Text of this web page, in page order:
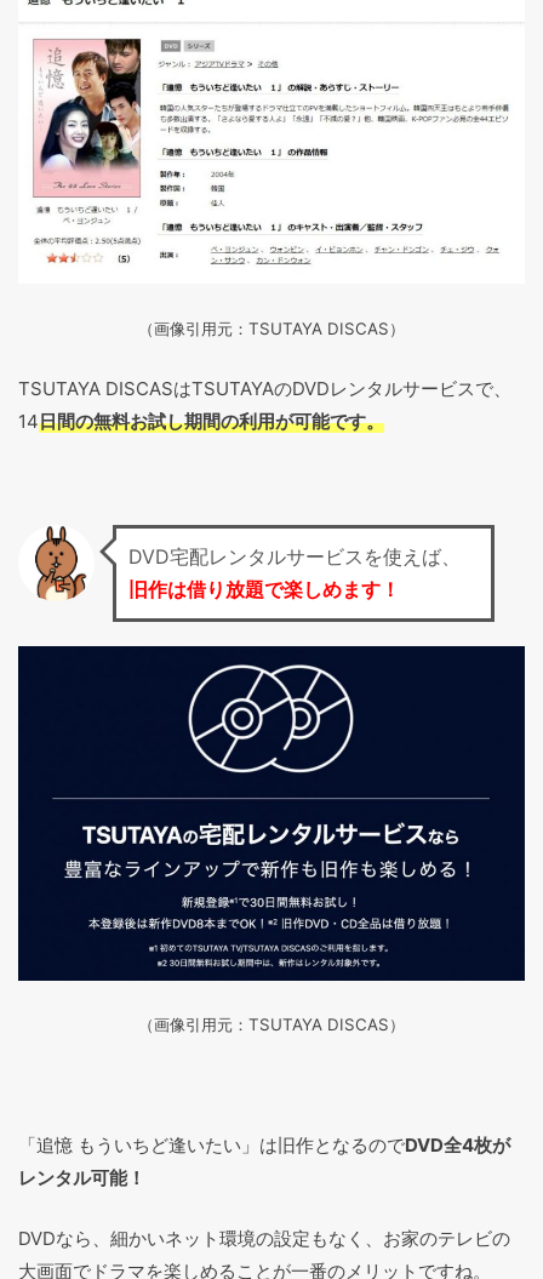
（画像引用元：TSUTAYA DISCAS）
TSUTAYA DISCASはTSUTAYAのDVDレンタルサービスで、
14日間の無料お試し期間の利用が可能です。
DVD宅配レンタルサービスを使えば、
旧作は借り放題で楽しめます！
（画像引用元：TSUTAYA DISCAS）
「追憶 もういちど逢いたい」は旧作となるのでDVD全4枚が
レンタル可能！
DVDなら、細かいネット環境の設定もなく、お家のテレビの
大画面でドラマを楽しめることが一番のメリットですね。